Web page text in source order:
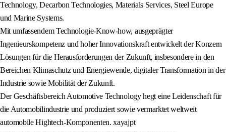
Technology, Decarbon Technologies, Materials Services, Steel Europe
und Marine Systems.
Mit umfassendem Technologie-Know-how, ausgeprägter
Ingenieurskompetenz und hoher Innovationskraft entwickelt der Konzern
Lösungen für die Herausforderungen der Zukunft, insbesondere in den
Bereichen Klimaschutz und Energiewende, digitaler Transformation in der
Industrie sowie Mobilität der Zukunft.
Der Geschäftsbereich Automotive Technology hegt eine Leidenschaft für
die Automobilindustrie und produziert sowie vermarktet weltweit
automobile Hightech-Komponenten. xayajpt